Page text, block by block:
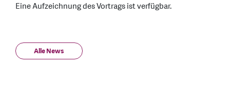
Eine Aufzeichnung des Vortrags ist verfügbar.
Alle News